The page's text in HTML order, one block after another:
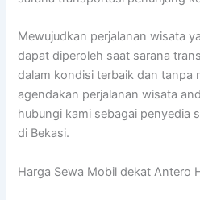
Mewujudkan perjalanan wisata
dapat diperoleh saat sarana
dalam kondisi terbaik dan tanpa
agendakan perjalanan wisata
hubungi kami sebagai penyedia
di Bekasi.
Harga Sewa Mobil dekat Antero